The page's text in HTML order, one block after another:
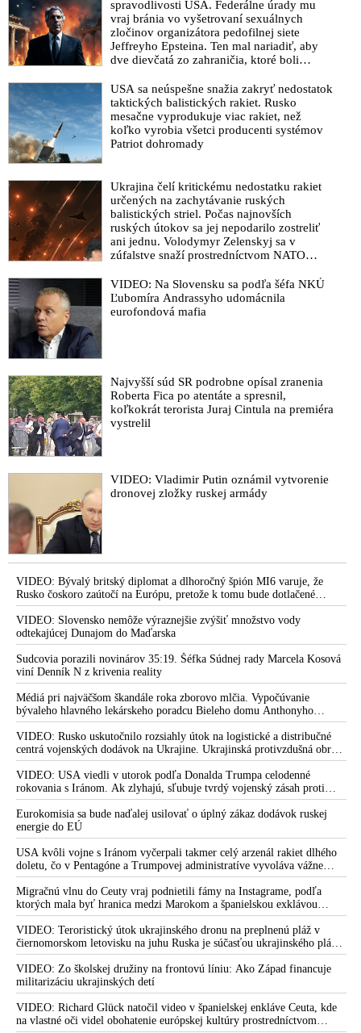
spravodlivosti USA. Federálne úrady mu
vraj bránia vo vyšetrovaní sexuálnych
zločinov organizátora pedofilnej siete
Jeffreyho Epsteina. Ten mal nariadiť, aby
dve dievčatá zo zahraničia, ktoré boli
pochovali v blízkosti jeho ranča v tomto
americkom štáte
USA sa neúspešne snažia zakryť nedostatok
taktických balistických rakiet. Rusko
mesačne vyprodukuje viac rakiet, než
koľko vyrobia všetci producenti systémov
Patriot dohromady
Ukrajina čelí kritickému nedostatku rakiet
určených na zachytávanie ruských
balistických striel. Počas najnovších
ruských útokov sa jej nepodarilo zostreliť
ani jednu. Volodymyr Zelenskyj sa v
zúfalstve snaží prostredníctvom NATO
VIDEO: Na Slovensku sa podľa šéfa NKÚ
Ľubomíra Andrassyho udomácnila
eurofondová mafia
Najvyšší súd SR podrobne opísal zranenia
Roberta Fica po atentáte a spresnil,
koľkokrát terorista Juraj Cintula na premiéra
vystrelil
VIDEO: Vladimir Putin oznámil vytvorenie
dronovej zložky ruskej armády
VIDEO: Bývalý britský diplomat a dlhoročný špión MI6 varuje, že
Rusko čoskoro zaútočí na Európu, pretože k tomu bude dotlačené
rovnako, ako bolo dotlačené k invázii na Ukrajinu v roku 2022.
Zelenskyj medzitým v Kyjeve naliehal na zhromaždených diplomatov,
aby vo svete zháňali energie pre Ukrajinu na zimu. Putin vraj bude
mobilizovať a vojna sa do zimy pravdepodobne neskončí
VIDEO: Slovensko nemôže výraznejšie zvýšiť množstvo vody
odtekajúcej Dunajom do Maďarska
Sudcovia porazili novinárov 35:19. Šéfka Súdnej rady Marcela Kosová
viní Denník N z krivenia reality
Médiá pri najväčšom škandále roka zborovo mlčia. Vypočúvanie
bývaleho hlavného lekárskeho poradcu Bieleho domu Anthonyho
Fauciho pred výborom amerického Senátu väčšina médií ignorovala
VIDEO: Rusko uskutočnilo rozsiahly útok na logistické a distribučné
centrá vojenských dodávok na Ukrajine. Ukrajinská protivzdušná obrana
nedokázala počas ničivého nočného útoku na Kyjev a jeho okolie
zachytiť ani jednu ruskú raketu
VIDEO: USA viedli v utorok podľa Donalda Trumpa celodenné
rokovania s Iránom. Ak zlyhajú, sľubuje tvrdý vojenský zásah proti
Teheránu
Eurokomisia sa bude naďalej usilovať o úplný zákaz dodávok ruskej
energie do EÚ
USA kvôli vojne s Iránom vyčerpali takmer celý arzenál rakiet dlhého
doletu, čo v Pentagóne a Trumpovej administratíve vyvoláva vážne
obavy o bojaschopnosť americkej armády v prípade vypuknutia
konfliktu s Čínou alebo Ruskom
Migračnú vlnu do Ceuty vraj podnietili fámy na Instagrame, podľa
ktorých mala byť hranica medzi Marokom a španielskou exklávou
otvorená
VIDEO: Teroristický útok ukrajinského dronu na preplnenú pláž v
čiernomorskom letovisku na juhu Ruska je súčasťou ukrajinského plánu,
ktorý kopíruje model Hitlerovej „totálnej vojny“ po porážke
Wehrmachtu pri Stalingrade. Útok v Kaspickom mori na iránsku loď
podľa predstaviteľov Iránu potvrdzuje, že Kyjev sa na pokyn svojich
západných či izraelských sponzorov snaží zatiahnuť Európu a ďalšie
krajiny do širšieho vojnového konfliktu
VIDEO: Zo školskej družiny na frontovú líniu: Ako Západ financuje
militarizáciu ukrajinských detí
VIDEO: Richard Glück natočil video v španielskej enkláve Ceuta, kde
na vlastné oči videl obohatenie európskej kultúry prostredníctvom